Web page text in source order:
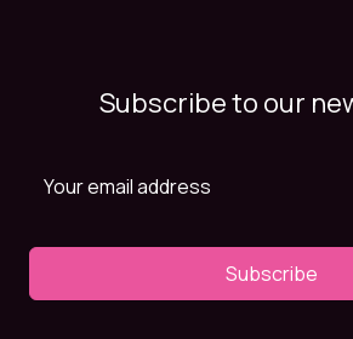
Subscribe to our
Subscribe